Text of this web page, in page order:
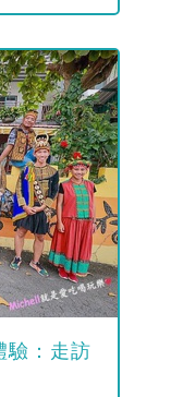
：走訪